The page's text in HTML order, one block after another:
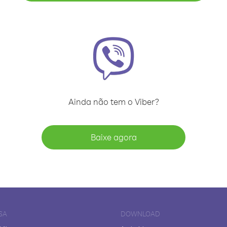
Ainda não tem o Viber?
Baixe agora
DOWNLOAD